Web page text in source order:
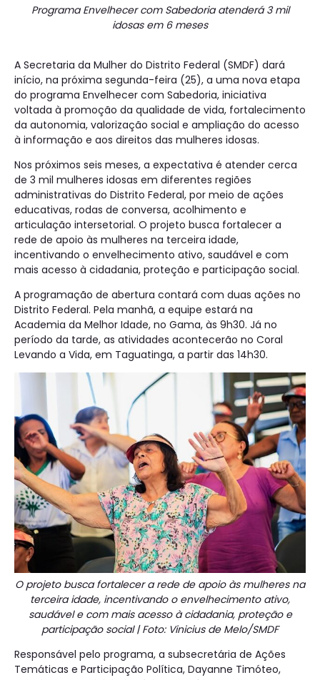
Programa Envelhecer com Sabedoria atenderá 3 mil
idosas em 6 meses
A Secretaria da Mulher do Distrito Federal (SMDF) dará
início, na próxima segunda-feira (25), a uma nova etapa
do programa Envelhecer com Sabedoria, iniciativa
voltada à promoção da qualidade de vida, fortalecimento
da autonomia, valorização social e ampliação do acesso
à informação e aos direitos das mulheres idosas.
Nos próximos seis meses, a expectativa é atender cerca
de 3 mil mulheres idosas em diferentes regiões
administrativas do Distrito Federal, por meio de ações
educativas, rodas de conversa, acolhimento e
articulação intersetorial. O projeto busca fortalecer a
rede de apoio às mulheres na terceira idade,
incentivando o envelhecimento ativo, saudável e com
mais acesso à cidadania, proteção e participação social.
A programação de abertura contará com duas ações no
Distrito Federal. Pela manhã, a equipe estará na
Academia da Melhor Idade, no Gama, às 9h30. Já no
período da tarde, as atividades acontecerão no Coral
Levando a Vida, em Taguatinga, a partir das 14h30.
O projeto busca fortalecer a rede de apoio às mulheres na
terceira idade, incentivando o envelhecimento ativo,
saudável e com mais acesso à cidadania, proteção e
participação social | Foto: Vinicius de Melo/SMDF
Responsável pelo programa, a subsecretária de Ações
Temáticas e Participação Política, Dayanne Timóteo,